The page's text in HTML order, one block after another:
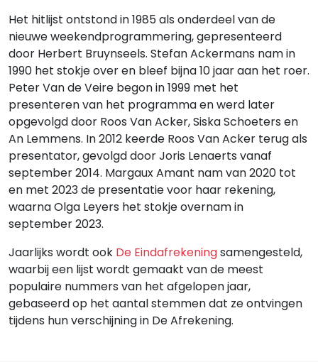
Het hitlijst ontstond in 1985 als onderdeel van de
nieuwe weekendprogrammering, gepresenteerd
door Herbert Bruynseels. Stefan Ackermans nam in
1990 het stokje over en bleef bijna 10 jaar aan het roer.
Peter Van de Veire begon in 1999 met het
presenteren van het programma en werd later
opgevolgd door Roos Van Acker, Siska Schoeters en
An Lemmens. In 2012 keerde Roos Van Acker terug als
presentator, gevolgd door Joris Lenaerts vanaf
september 2014. Margaux Amant nam van 2020 tot
en met 2023 de presentatie voor haar rekening,
waarna Olga Leyers het stokje overnam in
september 2023.
Jaarlijks wordt ook De Eindafrekeningsamengesteld,
waarbij een lijst wordt gemaakt van de meest
populaire nummers van het afgelopen jaar,
gebaseerd op het aantal stemmen dat ze ontvingen
tijdens hun verschijning in De Afrekening.